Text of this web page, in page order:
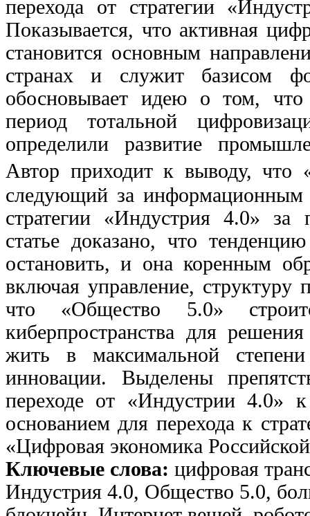
перехода от стратегии
Показывается, что активная
становится основным
странах и служит базисом
обосновывает идею о том, что
период тотальной
определили развитие
Автор приходит к выводу, что
следующий за
стратегии «Индустрия 4.0» за
статье доказано, что
остановить, и она коренным
включая управление,
что «Общество 5.0»
киберпространства для
жить в максимальной
инновации. Выделены
переходе от «Индустрии 4.0»
основанием для перехода к
«Цифровая экономика
Ключевые слова: цифровая
Индустрия 4.0, Общество 5.0,